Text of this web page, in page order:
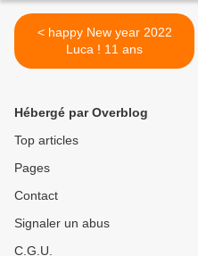
< happy New year 2022
Luca ! 11 ans
Hébergé par Overblog
Top articles
Pages
Contact
Signaler un abus
C.G.U.